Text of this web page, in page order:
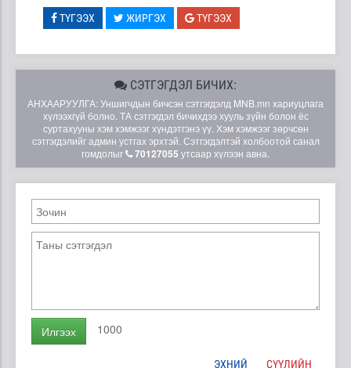
ТҮГЭЭХ ЖИРГЭХ ТҮГЭЭХ
СЭТГЭГДЭЛ БИЧИХ:
АНХААРУУЛГА: Уншигчдын бичсэн сэтгэгдэлд MNB.mn хариуцлага
хүлээхгүй болно. ТА сэтгэгдэл бичихдээ хууль зүйн болон ёс
суртахууны хэм хэмжээг хүндэтгэнэ үү. Хэм хэмжээг зөрчсөн
сэтгэгдэлийг админ устгах эрхтэй. Сэтгэгдэлтэй холбоотой санал
гомдолыг
70127055 утсаар хүлээн авна.
Илгээх 1000
ЭХНИЙ СҮҮЛИЙН